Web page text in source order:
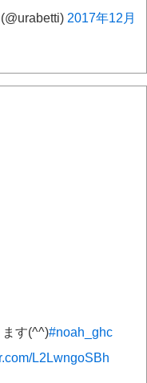
2017年12月
す(^^)#noah_ghc
L2LwngoSBh